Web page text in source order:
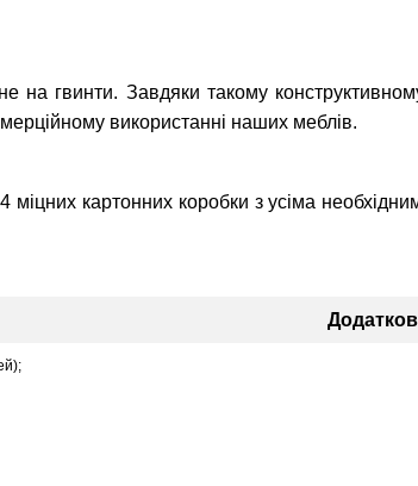
гвинти. Завдяки такому
використанні наших меблів.
картонних коробки з усіма